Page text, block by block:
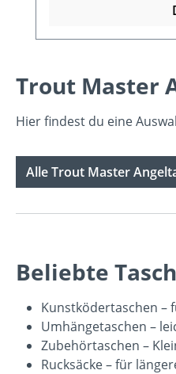
Trout Master
Hier findest du eine
Alle Trout Master
Beliebte
Kunstködertaschen –
Umhängetaschen –
Zubehörtaschen –
Rucksäcke– für